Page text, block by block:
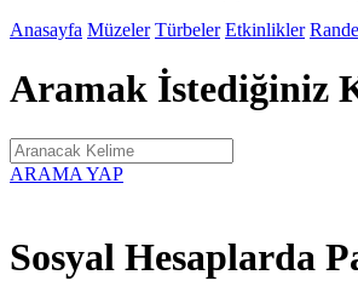
Anasayfa Müzeler Türbeler Etkinlikler
Aramak İstediğiniz
ARAMA YAP
Sosyal Hesaplarda